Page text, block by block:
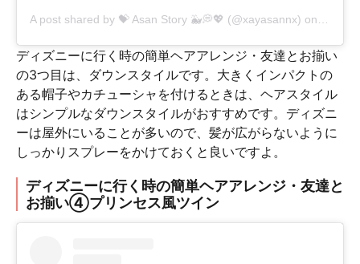
A post shared by 💝 Asan Story 🐳💭💖 (@xayasannx) on Aug 3,
ディズニーに行く時の簡単ヘアアレンジ・友達とお揃い
の3つ目は、ダウンスタイルです。大きくインパクトの
ある帽子やカチューシャを付けるときは、ヘアスタイル
はシンプルなダウンスタイルがおすすめです。ディズニ
ーは屋外にいることが多いので、髪が広がらないように
しっかりスプレーをかけておくと良いですよ。
ディズニーに行く時の簡単ヘアアレンジ・友達と
お揃い④プリンセス風ツイン